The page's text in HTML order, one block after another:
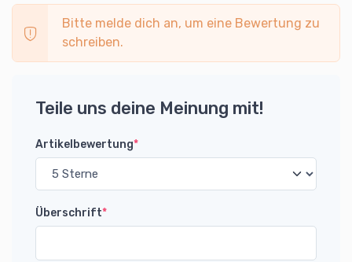
Bitte melde dich an, um eine Bewertung zu
schreiben.
Teile uns deine Meinung mit!
Artikelbewertung*
Überschrift*